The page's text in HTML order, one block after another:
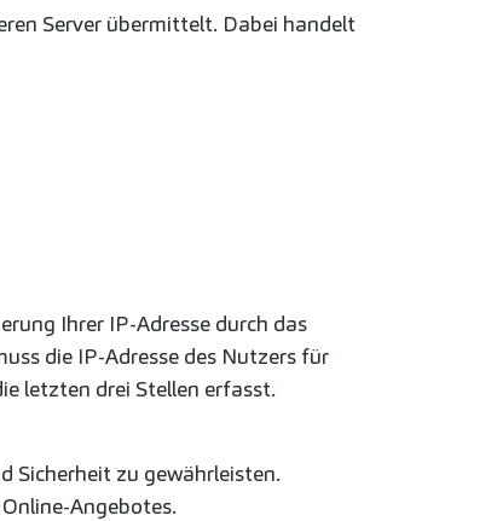
Server übermittelt. Dabei handelt
Ihrer IP-Adresse durch das
die IP-Adresse des Nutzers für
letzten drei Stellen erfasst.
Sicherheit zu gewährleisten.
Angebotes.